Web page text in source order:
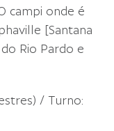
campi onde é
[Santana
Rio Pardo e
/ Turno: